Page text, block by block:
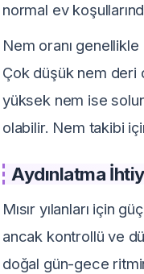
normal ev
Nem oranı
Çok düşük nem
yüksek nem ise
olabilir. Nem takibi
Aydınlatma
Mısır yılanları için
ancak kontrollü ve
doğal gün-gece